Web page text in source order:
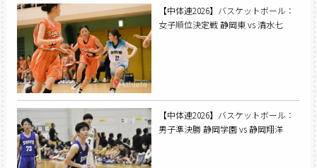
【中体連2026】バスケットボール：
女子順位決定戦 静岡東 vs 清水七
【中体連2026】バスケットボール：
男子準決勝 静岡学園 vs 静岡翔洋